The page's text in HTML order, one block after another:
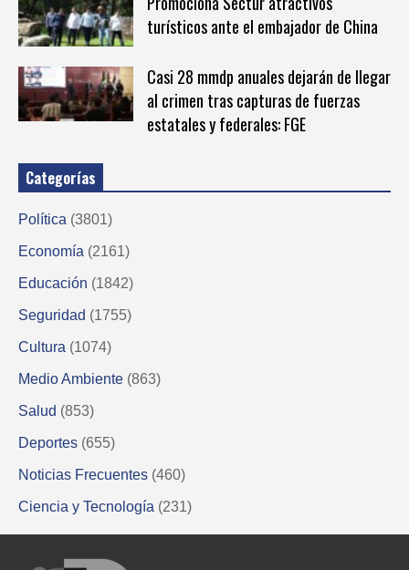
turísticos ante el embajador de China
Casi 28 mmdp anuales dejarán de llegar
al crimen tras capturas de fuerzas
estatales y federales: FGE
Categorías
Política (3801)
Economía (2161)
Educación (1842)
Seguridad (1755)
Cultura (1074)
Medio Ambiente (863)
Salud (853)
Deportes (655)
Noticias Frecuentes (460)
Ciencia y Tecnología (231)